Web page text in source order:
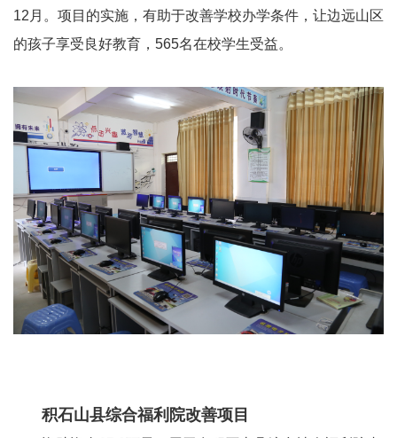
12 月。项目的实施，有助于改善学校办学条件，让边远山区
的孩子享受良好教育， 565名在校学生受益。
积石山县综合福利院改善项目